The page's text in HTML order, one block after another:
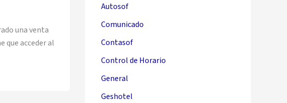
una venta
que acceder al
Autosof
Comunicado
Contasof
Control de Horario
General
Geshotel